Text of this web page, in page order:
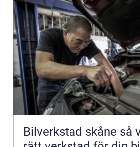
Bilverkstad skåne så väljer du